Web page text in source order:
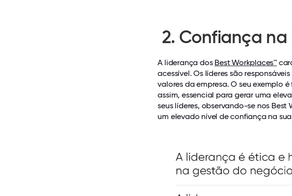
2. Confiança na
A liderança dos Best Workplaces™
acessível. Os líderes são
valores da empresa. O seu exemplo
assim, essencial para gerar uma
seus líderes, observando-se nos Best
um elevado nível de confiança na